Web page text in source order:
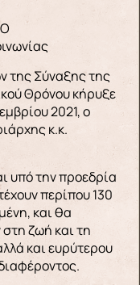
της Σύναξης της
Θρόνου κήρυξε
2021, ο
κ.κ.
υπό την προεδρία
περίπου 130
και θα
ζωή και τη
και ευρύτερου